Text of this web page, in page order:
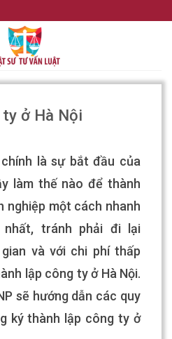
ở Hà Nội
là sự bắt đầu của
làm thế nào để thành
nghiệp một cách nhanh
nhất, tránh phải đi lại
và với chi phí thấp
lập công ty ở Hà Nội.
sẽ hướng dẫn các quy
ký thành lập công ty ở